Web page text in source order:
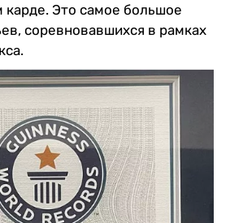
карде. Это самое большое
соревновавшихся в рамках